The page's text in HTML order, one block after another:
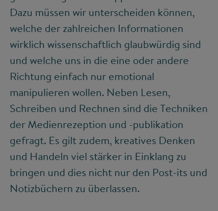
Dazu müssen wir unterscheiden können,
welche der zahlreichen Informationen
wirklich wissenschaftlich glaubwürdig sind
und welche uns in die eine oder andere
Richtung einfach nur emotional
manipulieren wollen. Neben Lesen,
Schreiben und Rechnen sind die Techniken
der Medienrezeption und -publikation
gefragt. Es gilt zudem, kreatives Denken
und Handeln viel stärker in Einklang zu
bringen und dies nicht nur den Post-its und
Notizbüchern zu überlassen.